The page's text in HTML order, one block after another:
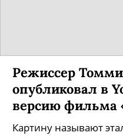
Режиссер
опубликовал в
версию фильма
Картину называют